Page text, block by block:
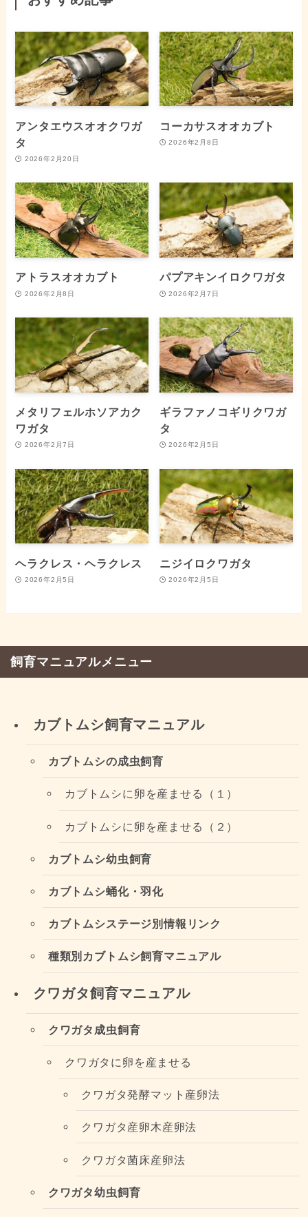
アンタエウスオオクワガ
タ
2026年2月20日
コーカサスオオカブト
2026年2月8日
アトラスオオカブト
2026年2月8日
パプアキンイロクワガタ
2026年2月7日
メタリフェルホソアカク
ワガタ
2026年2月7日
ギラファノコギリクワガ
タ
2026年2月5日
ヘラクレス・ヘラクレス
2026年2月5日
ニジイロクワガタ
2026年2月5日
飼育マニュアルメニュー
カブトムシ飼育マニュアル
カブトムシの成虫飼育
カブトムシに卵を産ませる（１）
カブトムシに卵を産ませる（２）
カブトムシ幼虫飼育
カブトムシ蛹化・羽化
カブトムシステージ別情報リンク
種類別カブトムシ飼育マニュアル
クワガタ飼育マニュアル
クワガタ成虫飼育
クワガタに卵を産ませる
クワガタ発酵マット産卵法
クワガタ産卵木産卵法
クワガタ菌床産卵法
クワガタ幼虫飼育